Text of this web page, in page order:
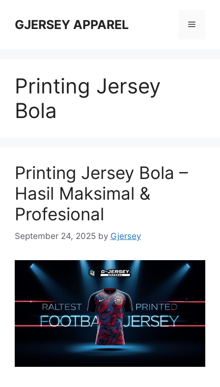
contentGJERSEY APPAREL Menu
Printing Jersey
Bola
Printing Jersey Bola –
Hasil Maksimal &
Profesional
September 24, 2025 by Gjersey